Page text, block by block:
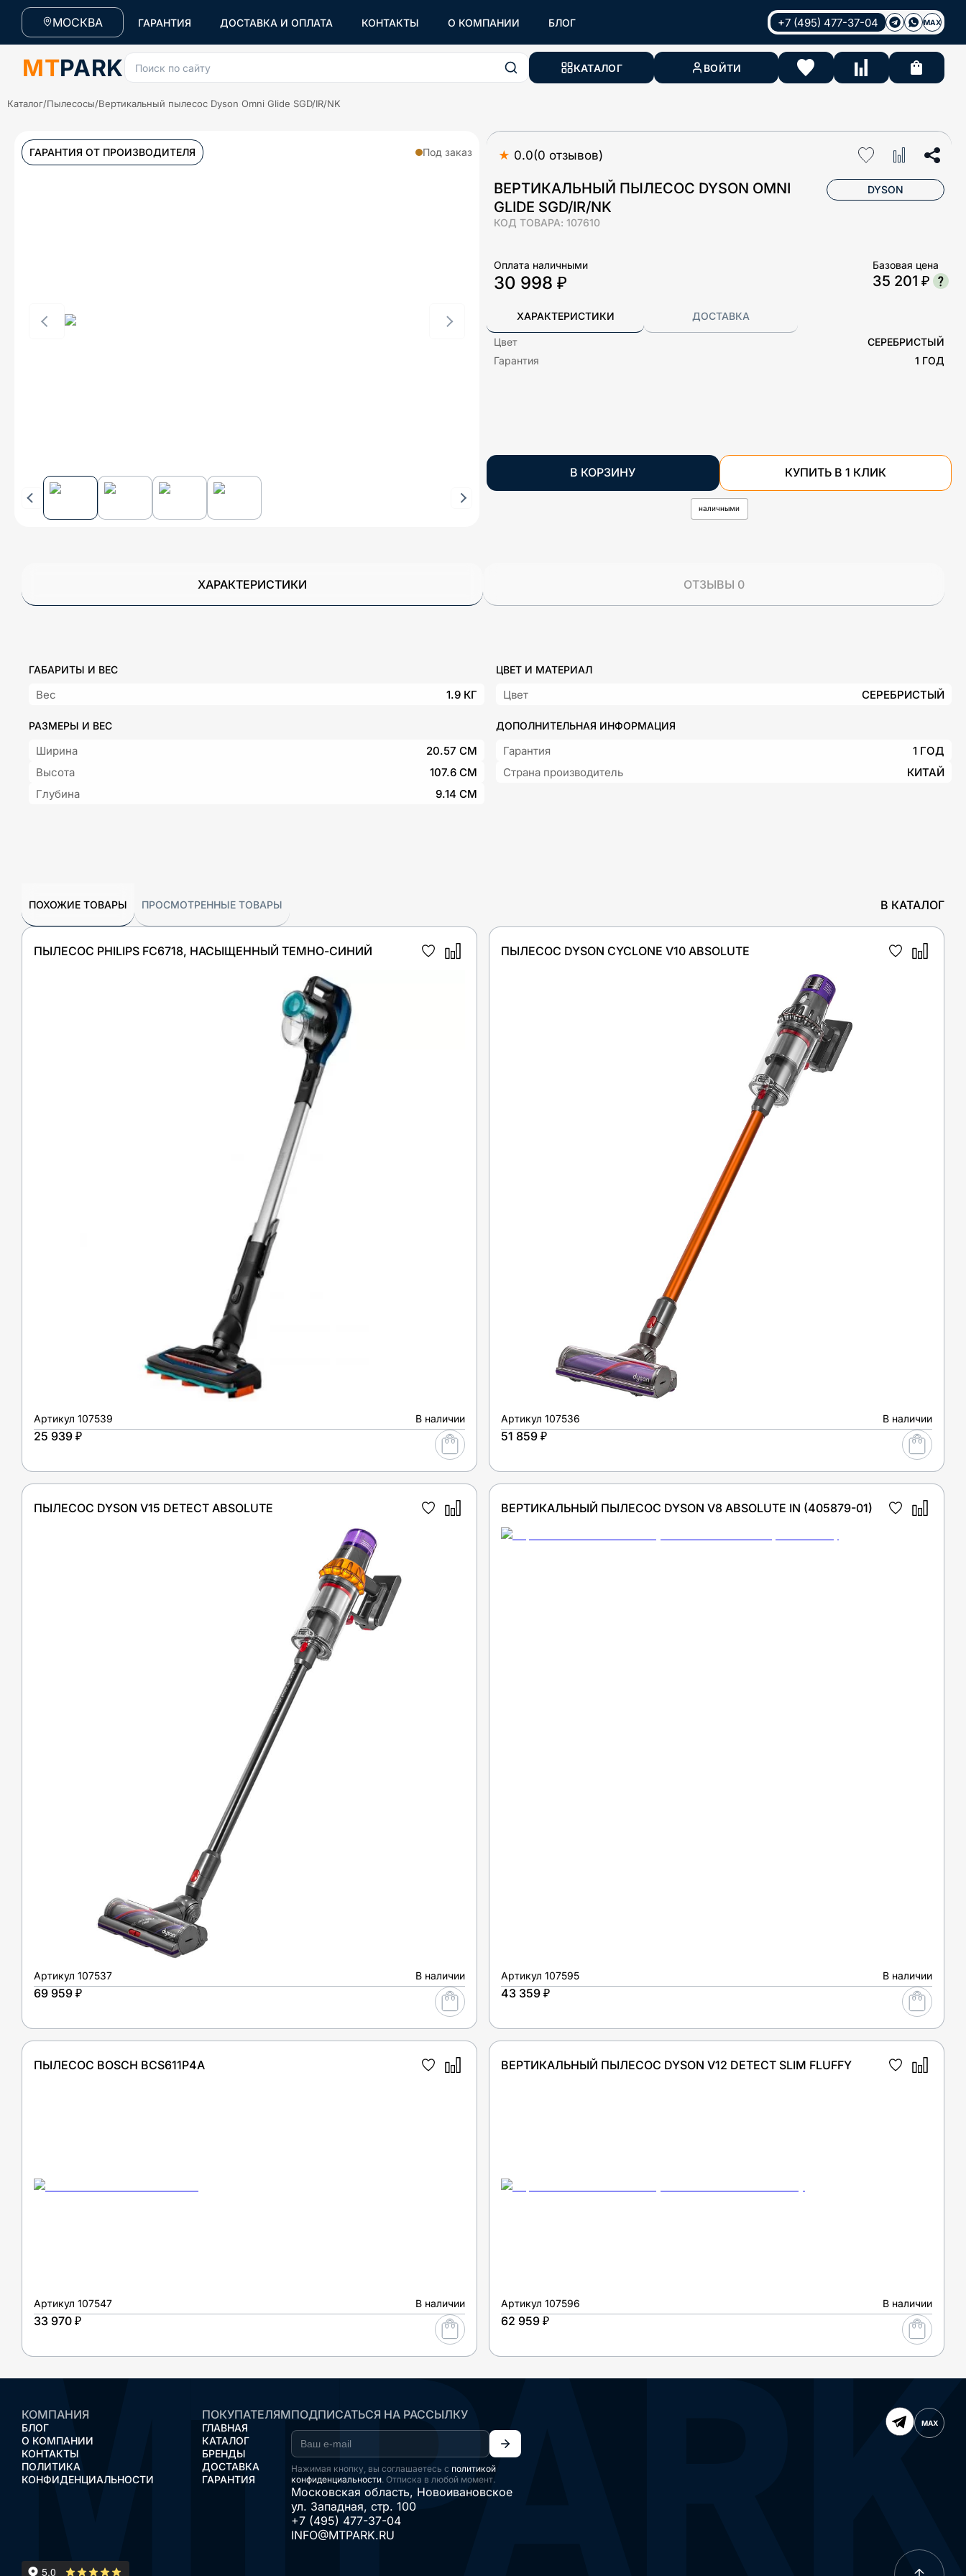
МОСКВА ГАРАНТИЯ ДОСТАВКА И ОПЛАТА КОНТАКТЫ О КОМПАНИИ БЛОГ +7 (495) 477-37-04 MAX
MTPARK Поиск по сайту КАТАЛОГ ВОЙТИ
Каталог/Пылесосы/Вертикальный пылесос Dyson Omni Glide SGD/IR/NK
★ 0.0(0 отзывов)
ВЕРТИКАЛЬНЫЙ ПЫЛЕСОС DYSON OMNI
GLIDE SGD/IR/NK
КОД ТОВАРА: 107610
DYSON
ГАРАНТИЯ ОТ ПРОИЗВОДИТЕЛЯ Под заказ
Оплата наличными
30 998 ₽
Базовая цена
35 201 ₽
ХАРАКТЕРИСТИКИ ДОСТАВКА
Цвет
СЕРЕБРИСТЫЙ
Гарантия
1 ГОД
В КОРЗИНУ КУПИТЬ В 1 КЛИК
наличными
ХАРАКТЕРИСТИКИ ОТЗЫВЫ 0
ГАБАРИТЫ И ВЕС
Вес 1.9 КГ
РАЗМЕРЫ И ВЕС
Ширина
20.57 СМ
Высота
107.6 СМ
Глубина
9.14 СМ
ЦВЕТ И МАТЕРИАЛ
Цвет СЕРЕБРИСТЫЙ
ДОПОЛНИТЕЛЬНАЯ ИНФОРМАЦИЯ
Гарантия
1 ГОД
Страна производитель
КИТАЙ
ПОХОЖИЕ ТОВАРЫ ПРОСМОТРЕННЫЕ ТОВАРЫ В КАТАЛОГ
ПЫЛЕСОС PHILIPS FC6718, НАСЫЩЕННЫЙ ТЕМНО-СИНИЙ
Артикул 107539 В наличии
25 939 ₽
ПЫЛЕСОС DYSON CYCLONE V10 ABSOLUTE
Артикул 107536 В наличии
51 859 ₽
ПЫЛЕСОС DYSON V15 DETECT ABSOLUTE
Артикул 107537 В наличии
69 959 ₽
ВЕРТИКАЛЬНЫЙ ПЫЛЕСОС DYSON V8 ABSOLUTE IN (405879-01)
Артикул 107595 В наличии
43 359 ₽
ПЫЛЕСОС BOSCH BCS611P4A
Артикул 107547 В наличии
33 970 ₽
ВЕРТИКАЛЬНЫЙ ПЫЛЕСОС DYSON V12 DETECT SLIM FLUFFY
Артикул 107596 В наличии
62 959 ₽
КОМПАНИЯ
БЛОГ
О КОМПАНИИ
КОНТАКТЫ
ПОЛИТИКА
КОНФИДЕНЦИАЛЬНОСТИ
ПОКУПАТЕЛЯМ
ГЛАВНАЯ
КАТАЛОГ
БРЕНДЫ
ДОСТАВКА
ГАРАНТИЯ
ПОДПИСАТЬСЯ НА РАССЫЛКУ
Нажимая кнопку, вы соглашаетесь с политикой
конфиденциальности. Отписка в любой момент.
Московская область, Новоивановское
ул. Западная, стр. 100
+7 (495) 477-37-04
INFO@MTPARK.RU
MAX